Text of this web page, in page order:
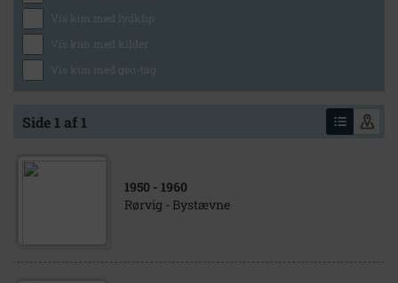
Vis kun med lydklip
Vis kun med kilder
Vis kun med geo-tag
Side 1 af 1
1950 - 1960
Rørvig - Bystævne